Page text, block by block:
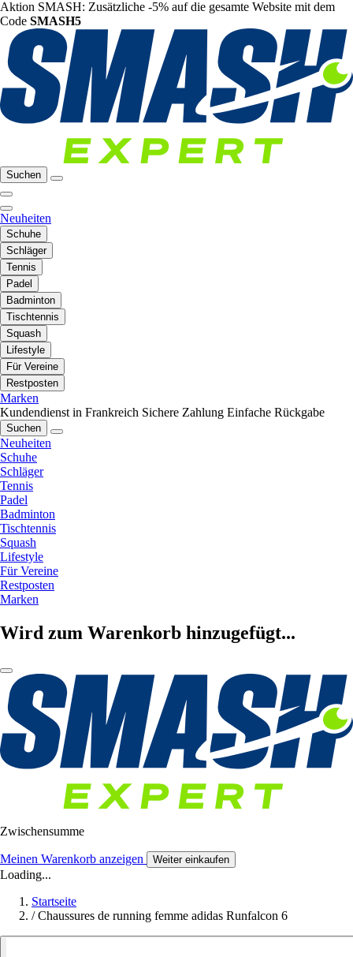
Aktion SMASH: Zusätzliche -5% auf die gesamte Website mit dem
Code SMASH5
Suchen
Neuheiten
Schuhe
Schläger
Tennis
Padel
Badminton
Tischtennis
Squash
Lifestyle
Für Vereine
Restposten
Marken
Kundendienst in Frankreich Sichere Zahlung Einfache Rückgabe
Suchen
Neuheiten
Schuhe
Schläger
Tennis
Padel
Badminton
Tischtennis
Squash
Lifestyle
Für Vereine
Restposten
Marken
Wird zum Warenkorb hinzugefügt...
Zwischensumme
Meinen Warenkorb anzeigen Weiter einkaufen
Loading...
Startseite
/ Chaussures de running femme adidas Runfalcon 6